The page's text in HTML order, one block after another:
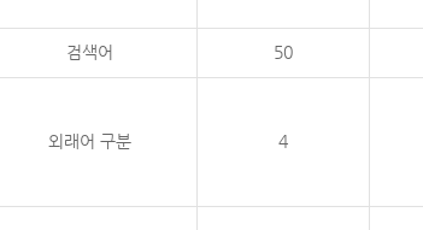
검색어 50
외래어 구분 4